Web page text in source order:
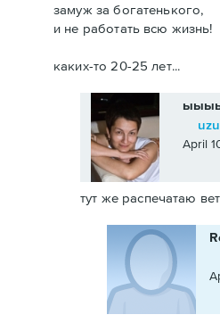
замуж за богатенького,
и не работать всю жизнь!
каких-то 20-25 лет...
April
тут же распечатаю